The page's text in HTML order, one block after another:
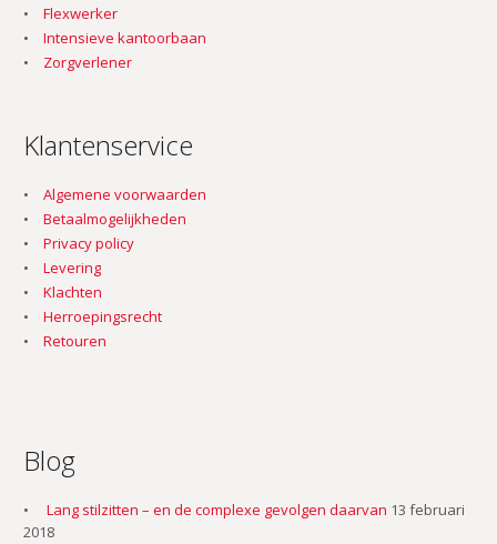
Flexwerker
Intensieve kantoorbaan
Zorgverlener
Klantenservice
Algemene voorwaarden
Betaalmogelijkheden
Privacy policy
Levering
Klachten
Herroepingsrecht
Retouren
Blog
Lang stilzitten – en de complexe gevolgen daarvan 13 februari
2018